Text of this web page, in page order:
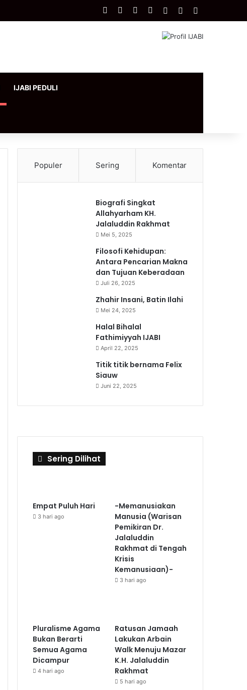
Facebook YouTubeInstagram
Log InArtikel Acak
IJABI PEDULI
Populer Sering Komentar
Biografi Singkat
Allahyarham KH.
Jalaluddin Rakhmat
Mei 5, 2025
Filosofi Kehidupan:
Antara Pencarian Makna
dan Tujuan Keberadaan
Juli 26, 2025
Zhahir Insani, Batin Ilahi
Mei 24, 2025
Halal Bihalal
Fathimiyyah IJABI
April 22, 2025
Titik titik bernama Felix
Siauw
Juni 22, 2025
Sering Dilihat
Empat Puluh Hari
3 hari ago
-Memanusiakan
Manusia (Warisan
Pemikiran Dr.
Jalaluddin
Rakhmat di Tengah
Krisis
Kemanusiaan)-
3 hari ago
Pluralisme Agama
Bukan Berarti
Semua Agama
Dicampur
4 hari ago
Ratusan Jamaah
Lakukan Arbain
Walk Menuju Mazar
K.H. Jalaluddin
Rakhmat
5 hari ago